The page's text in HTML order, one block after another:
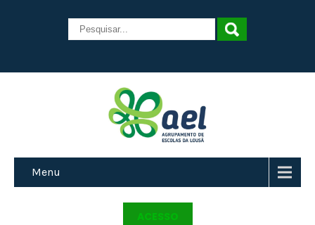
Menu
ACESSO